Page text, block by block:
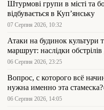
Штурмові групи в місті та
відбувається в Куп’янську
07 Серпня 2026, 10:32
Атаки на будинок культури
маршрут: наслідки
06 Серпня 2026, 23:25
Вопрос, с которого всё
нужна именно эта
06 Серпня 2026, 14:05